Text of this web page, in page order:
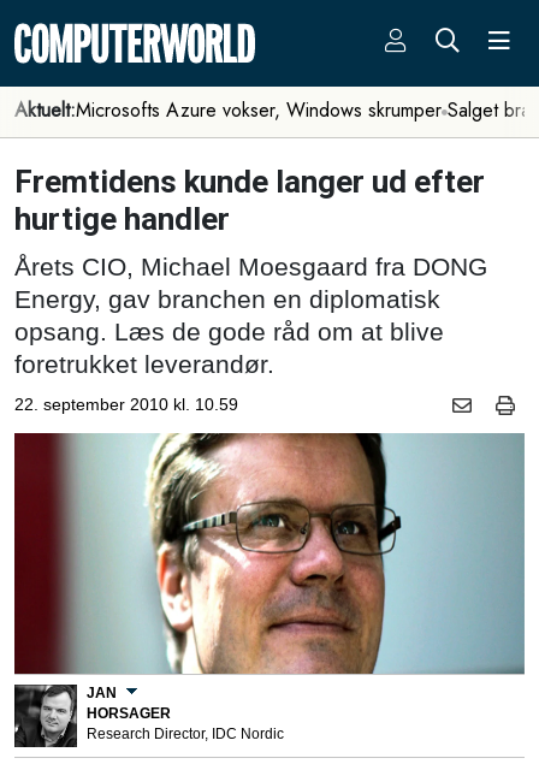
Aktuelt:Microsofts Azure vokser, Windows skrumper Salget
Fremtidens kunde langer ud efter
hurtige handler
Årets CIO, Michael Moesgaard fra DONG
Energy, gav branchen en diplomatisk
opsang. Læs de gode råd om at blive
foretrukket leverandør.
22. september 2010 kl. 10.59
JAN
HORSAGER
Research Director, IDC Nordic